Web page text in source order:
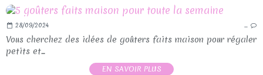
28/09/2024 …
Vous cherchez des idées de goûters faits maison pour régaler
petits et...
EN SAVOIR PLUS